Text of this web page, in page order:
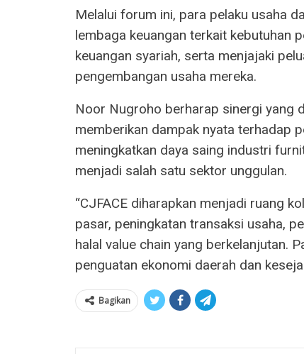
Melalui forum ini, para pelaku usaha
lembaga keuangan terkait kebutuhan
keuangan syariah, serta menjajaki
pengembangan usaha mereka.
Noor Nugroho berharap sinergi yang
memberikan dampak nyata terhadap
meningkatkan daya saing industri
menjadi salah satu sektor unggulan.
“CJFACE diharapkan menjadi ruang
pasar, peningkatan transaksi usaha,
halal value chain yang berkelanjutan.
penguatan ekonomi daerah dan
Bagikan